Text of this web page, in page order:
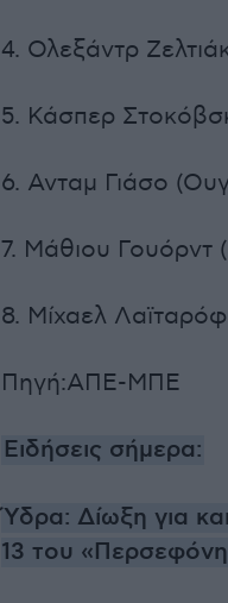
4. Ολεξάντρ
5. Κάσπερ
6. Ανταμ Γιάσο
7. Μάθιου Γουόρντ
8. Μίχαελ
Πηγή:ΑΠΕ-ΜΠΕ
Ειδήσεις σήμερα:
Ύδρα: Δίωξη για
13 του